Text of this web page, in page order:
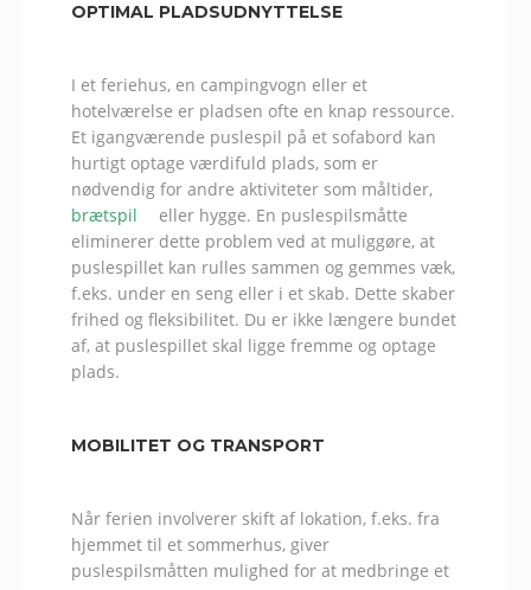
OPTIMAL PLADSUDNYTTELSE
I et feriehus, en campingvogn eller et
hotelværelse er pladsen ofte en knap ressource.
Et igangværende puslespil på et sofabord kan
hurtigt optage værdifuld plads, som er
nødvendig for andre aktiviteter som måltider,
brætspil
eller hygge. En puslespilsmåtte
eliminerer dette problem ved at muliggøre, at
puslespillet kan rulles sammen og gemmes væk,
f.eks. under en seng eller i et skab. Dette skaber
frihed og fleksibilitet. Du er ikke længere bundet
af, at puslespillet skal ligge fremme og optage
plads.
MOBILITET OG TRANSPORT
Når ferien involverer skift af lokation, f.eks. fra
hjemmet til et sommerhus, giver
puslespilsmåtten mulighed for at medbringe et